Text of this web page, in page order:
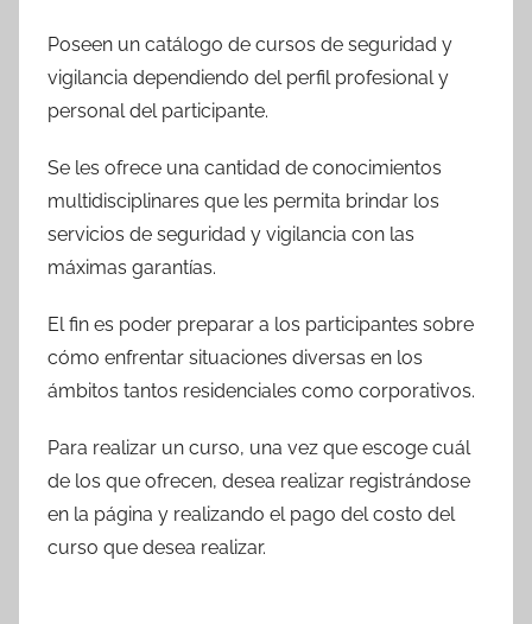
Poseen un catálogo de cursos de seguridad y
vigilancia dependiendo del perfil profesional y
personal del participante.
Se les ofrece una cantidad de conocimientos
multidisciplinares que les permita brindar los
servicios de seguridad y vigilancia con las
máximas garantías.
El fin es poder preparar a los participantes sobre
cómo enfrentar situaciones diversas en los
ámbitos tantos residenciales como corporativos.
Para realizar un curso, una vez que escoge cuál
de los que ofrecen, desea realizar registrándose
en la página y realizando el pago del costo del
curso que desea realizar.